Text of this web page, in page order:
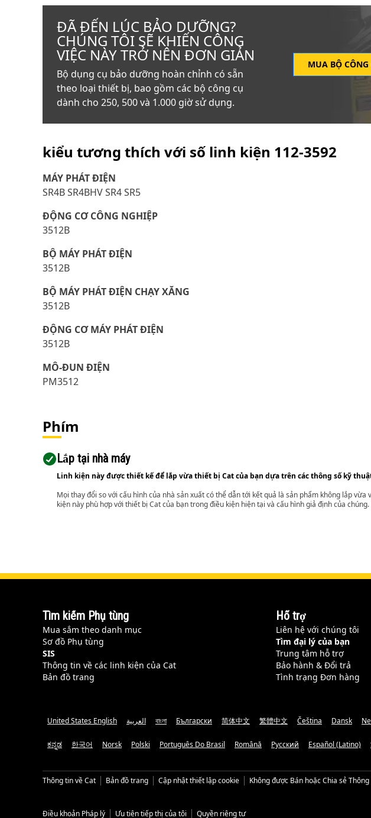
ĐÃ ĐẾN LÚC BẢO DƯỠNG?
CHÚNG TÔI SẼ KHIẾN CÔNG
VIỆC NÀY TRỞ NÊN ĐƠN GIẢN
Bộ dụng cụ bảo dưỡng hoàn chỉnh có sẵn
theo loại thiết bị, bao gồm các bộ công cụ
dành cho 250, 500 và 1.000 giờ sử dụng.
MUA BỘ
kiểu tương thích với số linh kiện 112-3592
MÁY PHÁT ĐIỆN
SR4B SR4BHV SR4 SR5
ĐỘNG CƠ CÔNG NGHIỆP
3512B
BỘ MÁY PHÁT ĐIỆN
3512B
BỘ MÁY PHÁT ĐIỆN CHẠY XĂNG
3512B
ĐỘNG CƠ MÁY PHÁT ĐIỆN
3512B
MÔ-ĐUN ĐIỆN
PM3512
Phím
Lắp tại nhà máy
Linh kiện này được thiết kế để lắp vừa thiết bị Cat của bạn dựa trên các thông số kỹ
Mọi thay đổi so với cấu hình của nhà sản xuất có thể dẫn tới kết quả là sản phẩm không lắp
kiện này phù hợp với thiết bị Cat của bạn trong điều kiện hiện tại và cấu hình giả định của
Tìm kiếm Phụ tùng
Mua sắm theo danh mục
Sơ đồ Phụ tùng
SIS
Thông tin về các linh kiện của Cat
Bản đồ trang
Hỗ trợ
Liên hệ với chúng tôi
Tìm đại lý của bạn
Trung tâm hỗ trợ
Bảo hành & Đổi trả
Tình trạng Đơn hàng
United States English العربية বাংলা Български 简体中文 繁體中文 Čeština Dansk
ಕನ್ನಡ 한국어 Norsk Polski Português Do Brasil Română Русский Español (Latino)
Thông tin về Cat Bản đồ trang Cập nhật thiết lập cookie Không được Bán hoặc Chia sẻ
Điều khoản Pháp lý Ưu tiên tiếp thị của tôi Quyền riêng tư